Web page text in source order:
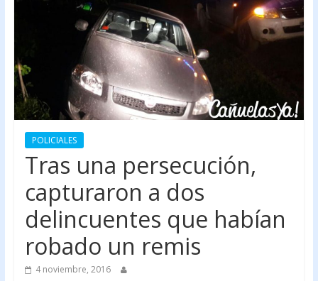
POLICIALES
Tras una persecución,
capturaron a dos
delincuentes que habían
robado un remis
4 noviembre, 2016